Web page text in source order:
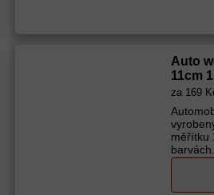
Auto
11cm
za 169
měřítku
a
věrná